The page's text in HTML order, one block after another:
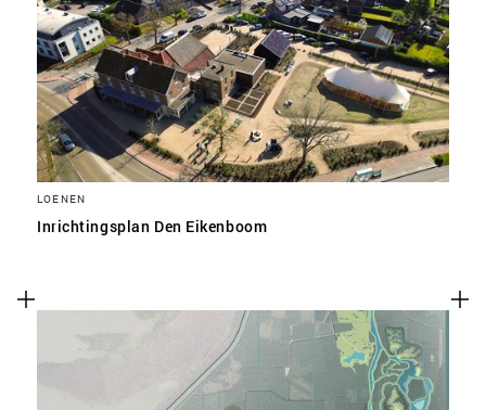
LOENEN
Inrichtingsplan Den Eikenboom